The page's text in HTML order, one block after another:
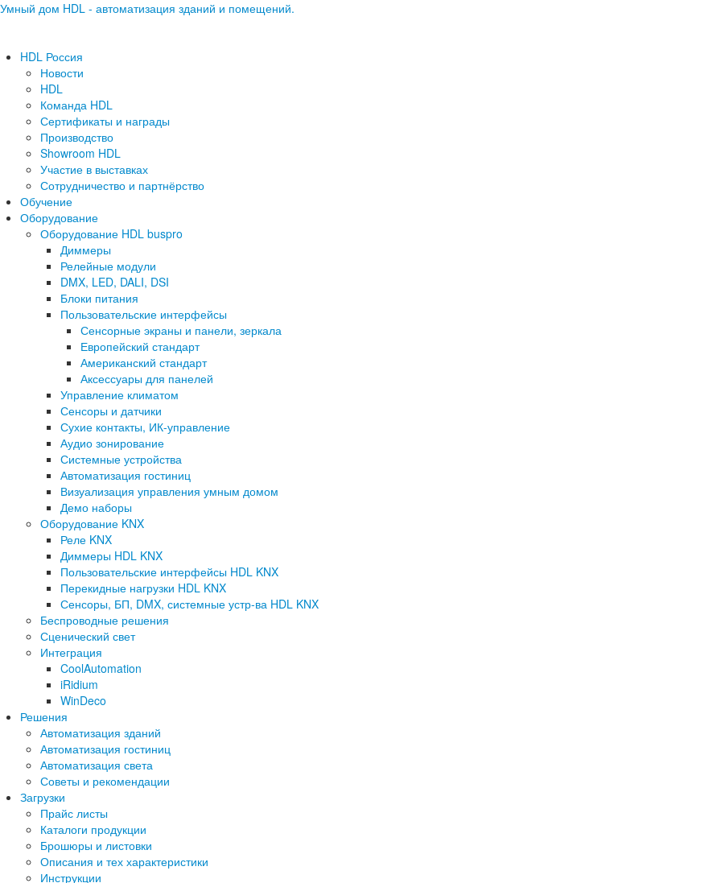
Умный дом HDL - автоматизация зданий и помещений.
HDL Россия
Новости
HDL
Команда HDL
Сертификаты и награды
Производство
Showroom HDL
Участие в выставках
Сотрудничество и партнёрство
Обучение
Оборудование
Оборудование HDL buspro
Диммеры
Релейные модули
DMX, LED, DALI, DSI
Блоки питания
Пользовательские интерфейсы
Сенсорные экраны и панели, зеркала
Европейский стандарт
Американский стандарт
Аксессуары для панелей
Управление климатом
Сенсоры и датчики
Сухие контакты, ИК-управление
Аудио зонирование
Системные устройства
Автоматизация гостиниц
Визуализация управления умным домом
Демо наборы
Оборудование KNX
Реле KNX
Диммеры HDL KNX
Пользовательские интерфейсы HDL KNX
Перекидные нагрузки HDL KNX
Сенсоры, БП, DMX, системные устр-ва HDL KNX
Беспроводные решения
Сценический свет
Интеграция
CoolAutomation
iRidium
WinDeco
Решения
Автоматизация зданий
Автоматизация гостиниц
Автоматизация света
Советы и рекомендации
Загрузки
Прайс листы
Каталоги продукции
Брошюры и листовки
Описания и тех характеристики
Инструкции